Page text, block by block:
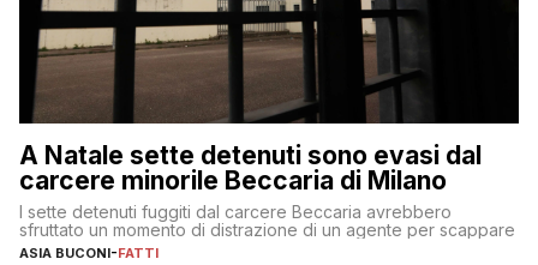
A Natale sette detenuti sono evasi dal
carcere minorile Beccaria di Milano
I sette detenuti fuggiti dal carcere Beccaria avrebbero
sfruttato un momento di distrazione di un agente per scappare
ASIA BUCONI-FATTI